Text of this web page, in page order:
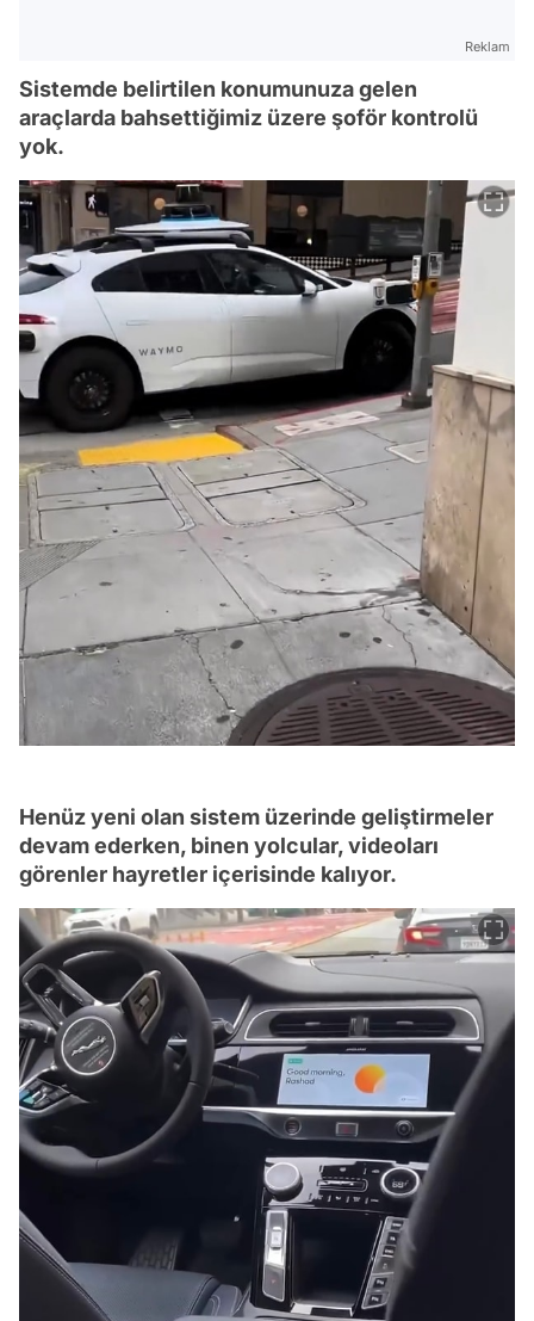
Reklam
Sistemde belirtilen konumunuza gelen
araçlarda bahsettiğimiz üzere şoför kontrolü
yok.
Henüz yeni olan sistem üzerinde geliştirmeler
devam ederken, binen yolcular, videoları
görenler hayretler içerisinde kalıyor.